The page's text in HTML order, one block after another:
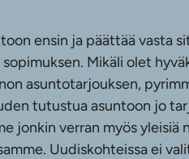
ensin ja päättää vasta
Mikäli olet
asuntotarjouksen,
tutustua asuntoon jo
jonkin verran myös yleisiä
Uudiskohteissa ei